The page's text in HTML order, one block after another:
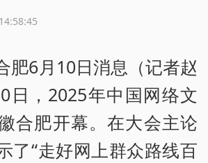
肥6月10日消息（记者赵
日，2025年中国网络文
合肥开幕。在大会主论
了“走好网上群众路线百